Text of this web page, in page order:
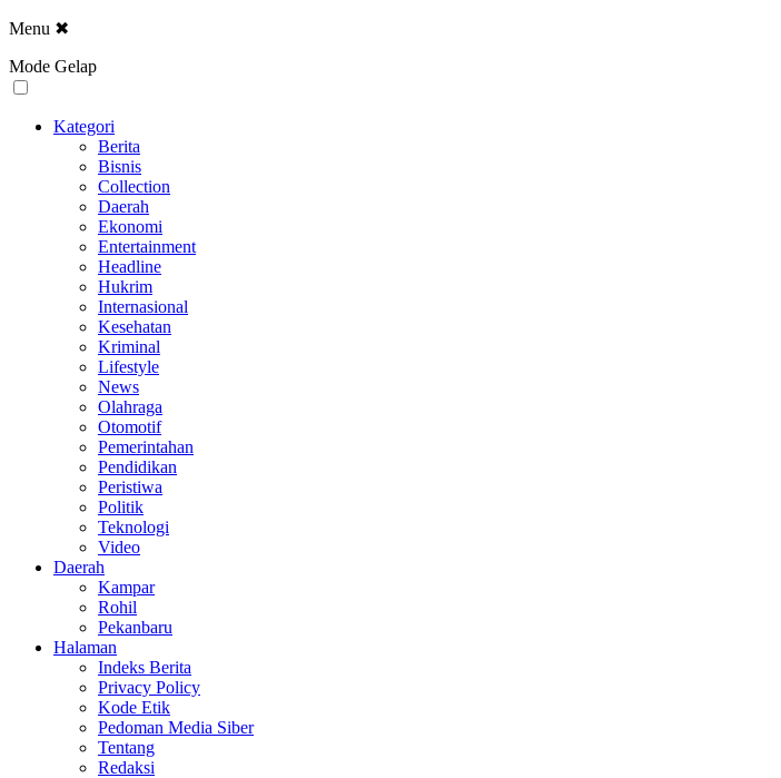
Menu ✖
Mode Gelap
Kategori
Berita
Bisnis
Collection
Daerah
Ekonomi
Entertainment
Headline
Hukrim
Internasional
Kesehatan
Kriminal
Lifestyle
News
Olahraga
Otomotif
Pemerintahan
Pendidikan
Peristiwa
Politik
Teknologi
Video
Daerah
Kampar
Rohil
Pekanbaru
Halaman
Indeks Berita
Privacy Policy
Kode Etik
Pedoman Media Siber
Tentang
Redaksi